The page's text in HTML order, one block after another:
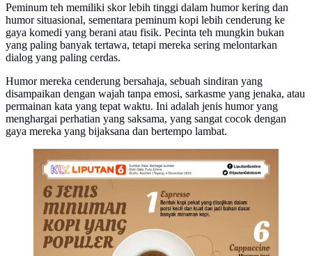
Peminum teh memiliki skor lebih tinggi dalam humor kering dan
humor situasional, sementara peminum kopi lebih cenderung ke
gaya komedi yang berani atau fisik. Pecinta teh mungkin bukan
yang paling banyak tertawa, tetapi mereka sering melontarkan
dialog yang paling cerdas.
Humor mereka cenderung bersahaja, sebuah sindiran yang
disampaikan dengan wajah tanpa emosi, sarkasme yang jenaka, atau
permainan kata yang tepat waktu. Ini adalah jenis humor yang
menghargai perhatian yang saksama, yang sangat cocok dengan
gaya mereka yang bijaksana dan bertempo lambat.